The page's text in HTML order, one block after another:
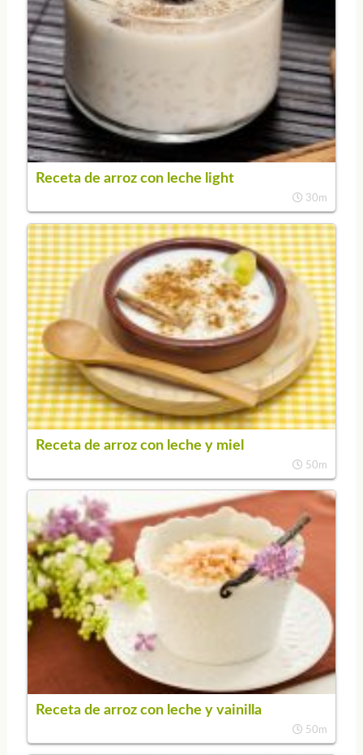
Receta de arroz con leche light
30m
Receta de arroz con leche y miel
50m
Receta de arroz con leche y vainilla
50m